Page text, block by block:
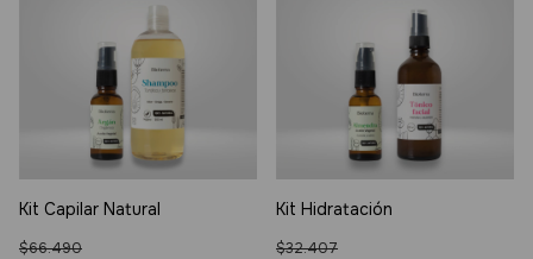
Kit Capilar Natural
$66.490
Kit Hidratación
$32.407